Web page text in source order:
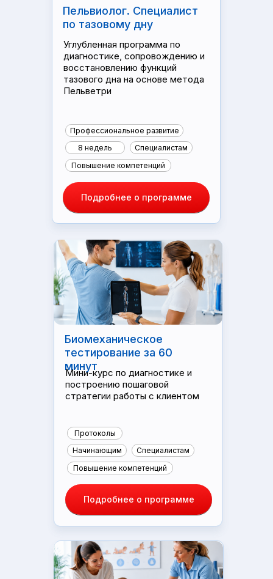
Углубленная программа по
диагностике, сопровождению и
восстановлению функций
тазового дна на основе метода
Пельветри
Пельвиолог. Специалист
по тазовому дну
Подробнее о программе
8 недель Специалистам
Профессиональное развитие
Повышение компетенций
Мини-курс по диагностике и
построению пошаговой
стратегии работы с клиентом
Биомеханическое
тестирование за 60
минут
Подробнее о программе
Начинающим Специалистам
Протоколы
Повышение компетенций